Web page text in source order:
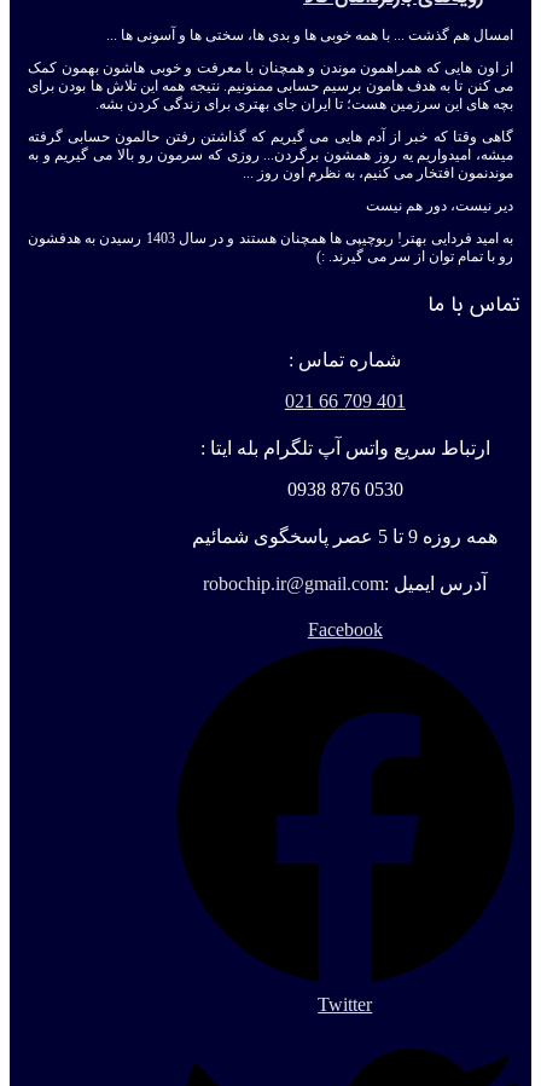
امسال هم گذشت ... با همه خوبی ها و بدی ها، سختی ها و آسونی ها ...
از اون هایی که همراهمون موندن و همچنان با معرفت و خوبی هاشون بهمون کمک
می کنن تا به هدف هامون برسیم حسابی ممنونیم. نتیجه همه این تلاش ها بودن برای
بچه های این سرزمین هست؛ تا ایران جای بهتری برای زندگی کردن بشه.
گاهی وقتا که خبر از آدم هایی می گیریم که گذاشتن رفتن حالمون حسابی گرفته
میشه، امیدواریم یه روز همشون برگردن... روزی که سرمون رو بالا می گیریم و به
موندنمون افتخار می کنیم، به نظرم اون روز ...
دیر نیست، دور هم نیست
به امید فردایی بهتر! ربوچیپی ها همچنان هستند و در سال 1403 رسیدن به هدفشون
رو با تمام توان از سر می گیرند. :)
تماس با ما
شماره تماس :
401 709 66 021
ارتباط سریع واتس آپ تلگرام بله ایتا :
0530 876 0938
همه روزه 9 تا 5 عصر پاسخگوی شمائیم
آدرس ایمیل :robochip.ir@gmail.com
Facebook
Twitter